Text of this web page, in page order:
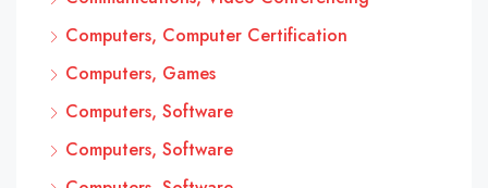
Computers, Computer Certification
Computers, Games
Computers, Software
Computers, Software